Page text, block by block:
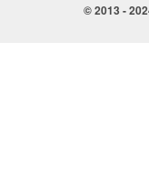
© 2013 -